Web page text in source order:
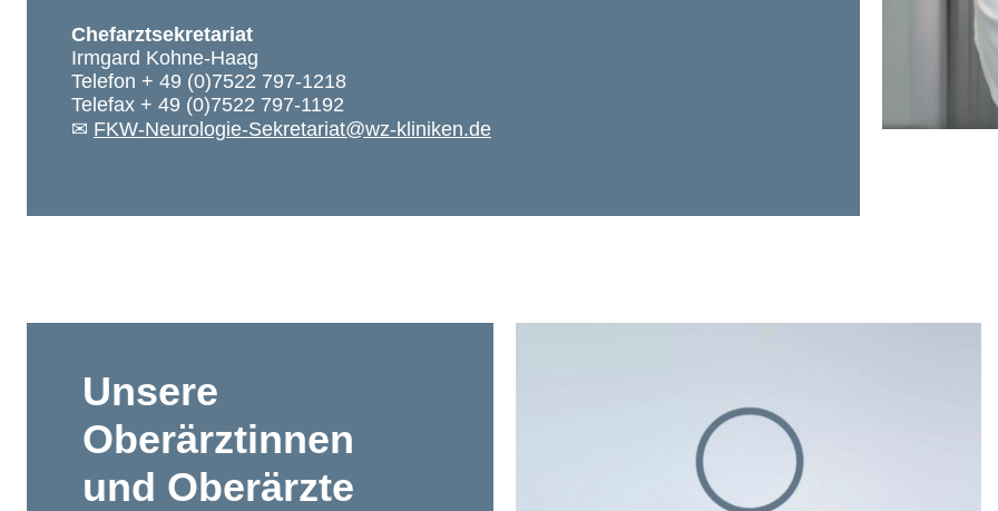
Chefarztsekretariat
Irmgard Kohne-Haag
Telefon + 49 (0)7522 797-1218
Telefax + 49 (0)7522 797-1192
✉ FKW-Neurologie-Sekretariat@wz-kliniken.de
Unsere
Oberärztinnen
und Oberärzte